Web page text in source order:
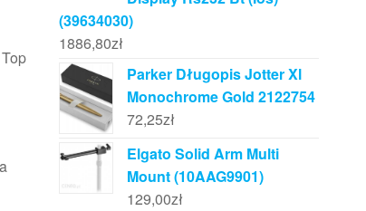
(39634030)
1886,80zł
Parker Długopis Jotter Xl
Monochrome Gold 2122754
72,25zł
Elgato Solid Arm Multi
Mount (10AAG9901)
129,00zł